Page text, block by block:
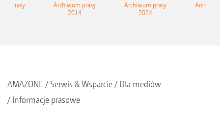
prasy
Archiwum prasy
2014
Archiwum prasy
2024
AMAZONE Serwis & Wsparcie
Dla mediów
Informacje prasowe